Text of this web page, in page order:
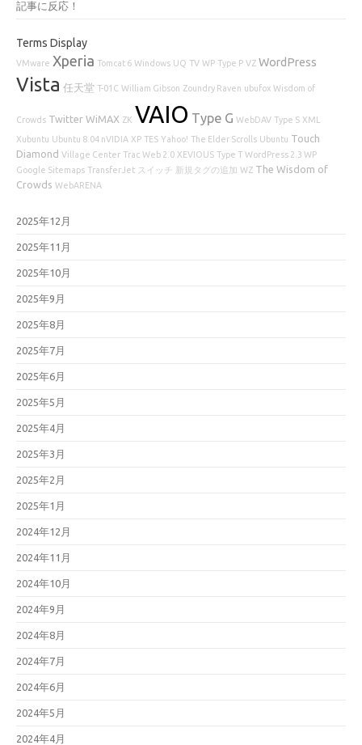
記事に反応！
Terms Display
VMware Xperia Tomcat 6 Windows UQ TV WP Type P VZ WordPress
Vista 任天堂 T-01C William Gibson Zoundry Raven ubufox Wisdom of
Crowds Twitter WiMAX ZK VAIO Type G WebDAV Type S XML
Xubuntu Ubuntu 8.04 nVIDIA XP TES Yahoo! The Elder Scrolls Ubuntu Touch
Diamond Village Center Trac Web 2.0 XEVIOUS Type T WordPress 2.3 WP
Google Sitemaps TransferJet スイッチ 新規タグの追加 WZ The Wisdom of
Crowds WebARENA
2025年12月
2025年11月
2025年10月
2025年9月
2025年8月
2025年7月
2025年6月
2025年5月
2025年4月
2025年3月
2025年2月
2025年1月
2024年12月
2024年11月
2024年10月
2024年9月
2024年8月
2024年7月
2024年6月
2024年5月
2024年4月